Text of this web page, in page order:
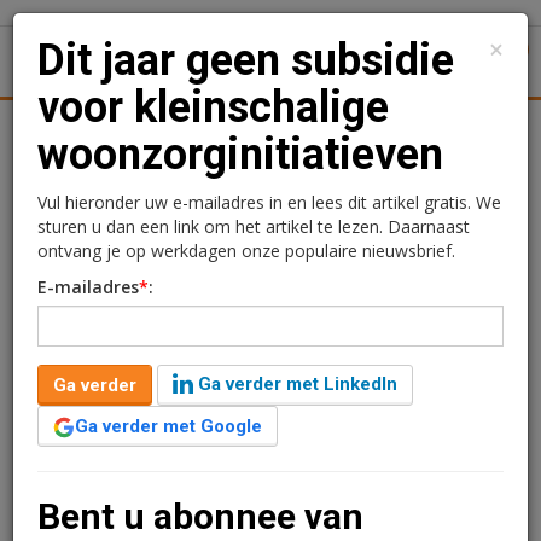
Achtergronden Woningmarkt
Dit jaar geen subsidie
voor kleinschalige
woonzorginitiatieven
Redactie
8 mei 2026 om 11:33
3 maanden geleden aangepast
1 minuut leestijd
Het kabinet stelt in 2026 geen geld beschikbaar voor de
woonzorginitiatieven moet helpen bij het maken van
×
Dit jaar geen subsidie
voor kleinschalige
woonzorginitiatieven
Vul hieronder uw e-mailadres in en lees dit artikel gratis. We
sturen u dan een link om het artikel te lezen. Daarnaast
ontvang je op werkdagen onze populaire nieuwsbrief.
E-mailadres*:
Ga verder
Ga verder met LinkedIn
Ga verder met Google
Bent u abonnee van